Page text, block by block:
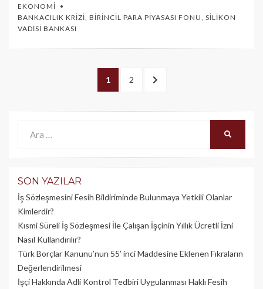
EKONOMI
BANKACILIK KRIZI BIRINCIL PARA PIYASASI FONU SILIKON
VADISI BANKASI
PAGE
1 PAGE
2
SONRAKI
SON YAZILAR
İş Sözleşmesini Fesih Bildiriminde Bulunmaya Yetkili Olanlar
Kimlerdir?
Kısmi Süreli İş Sözleşmesi İle Çalışan İşçinin Yıllık Üc­retli İzni
Nasıl Kullandırılır?
Türk Borçlar Kanunu’nun 55’ inci Maddesine Eklenen Fıkraların
Değerlendirilmesi
İşçi Hakkında Adli Kontrol Tedbiri Uygulanması Haklı Fesih